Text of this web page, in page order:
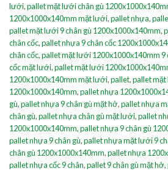
lưới,pallet mặt lưới chân gù
1200x1000x140mm mặt lưới,pallet nhựa,
pallet mặt lưới 9 chân gù 1200x1000x140mm,
chân cốc,pallet nhựa 9 chân cốc
chân cốc,pallet mặt lưới 1200x1000x140mm 9
cốc mặt lưới,pallet mặt lưới
1200x1000x140mm mặt lưới,pallet,pallet mặt
1200x1000x140mm,pallet nhựa
gù,pallet nhựa 9 chân gù mặt hở,pallet nhựa
chân gù,pallet nhựa chân gù mặt lưới,pallet
1200x1000x140mm,pallet nhựa 9 chân gù
pallet nhựa 9 chân gù,pallet nhựa mặt lưới 9
chân gù 1200x1000x140mm,pallet nhựa
pallet nhựa cốc 9 chân,pallet 9 chân gù mặt hở,